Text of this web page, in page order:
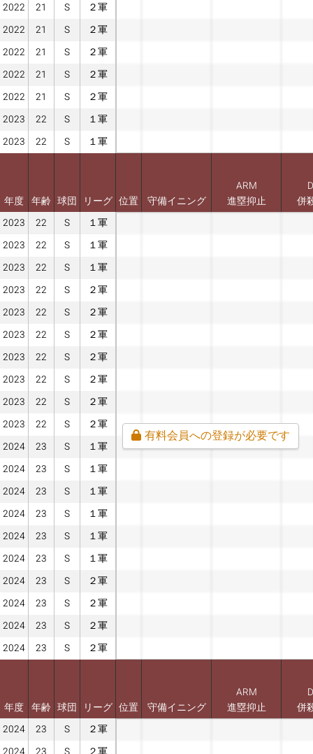
2022
21 S
２軍
2022
21 S
２軍
2022
21 S
２軍
2022
21 S
２軍
2022
21 S
２軍
2023
22 S
１軍
2023
22 S １軍
年度 年齢 球団 リーグ 位置 守備イニング
ARM
進塁抑止
併
2023
22 S
１軍
2023
22 S
１軍
2023
22 S
１軍
2023
22 S
２軍
2023
22 S
２軍
2023
22 S
２軍
2023
22 S
２軍
2023
22 S
２軍
2023
22 S
２軍
2023
22 S
２軍
2024
23 S
１軍
2024
23 S
１軍
2024
23 S
１軍
2024
23 S
１軍
2024
23 S
１軍
2024
23 S
１軍
2024
23 S
２軍
2024
23 S
２軍
2024
23 S
２軍
2024
23 S ２軍
年度 年齢 球団 リーグ 位置 守備イニング
ARM
進塁抑止
併
2024
23 S
２軍
有料会員への登録が必要です